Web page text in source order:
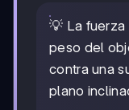
💡 La fuerza
peso del
contra una
plano